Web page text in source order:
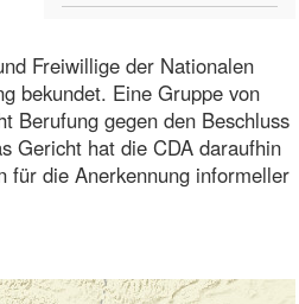
Freiwillige der Nationalen
bekundet. Eine Gruppe von
Berufung gegen den Beschluss
Gericht hat die CDA daraufhin
für die Anerkennung informeller